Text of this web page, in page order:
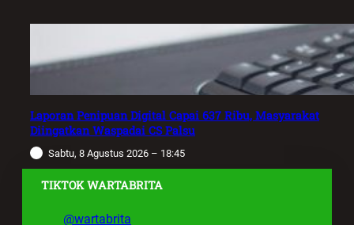
Laporan Penipuan Digital Capai 637 Ribu, Masyarakat
Diingatkan Waspadai CS Palsu
Sabtu, 8 Agustus 2026 – 18:45
TIKTOK WARTABRITA
@wartabrita